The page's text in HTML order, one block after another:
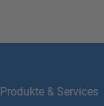
Produkte & Services